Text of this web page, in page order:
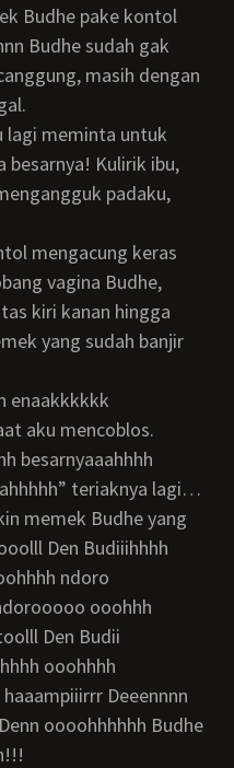
Budhe pake kontol
Budhe sudah gak
masih dengan
besarnya! Kulirik ibu,
padaku,
vagina Budhe,
kiri kanan hingga
yang sudah banjir
aku mencoblos.
teriaknya lagi…
Den Budiiihhhh
ndoro
ooohhh
Den Budii
ooohhhh
Deeennnn
oooohhhhhh Budhe